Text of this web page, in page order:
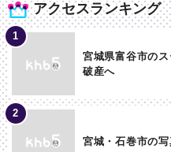
アクセスランキング
宮城県富谷市の
破産へ
宮城・石巻市の